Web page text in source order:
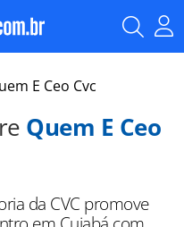
E Ceo Cvc
Quem E Ceo
da CVC promove